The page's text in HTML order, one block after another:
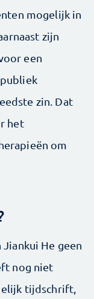
mogelijk in
zijn
een
zin. Dat
het
om
Jiankui He geen
nog niet
tijdschrift,